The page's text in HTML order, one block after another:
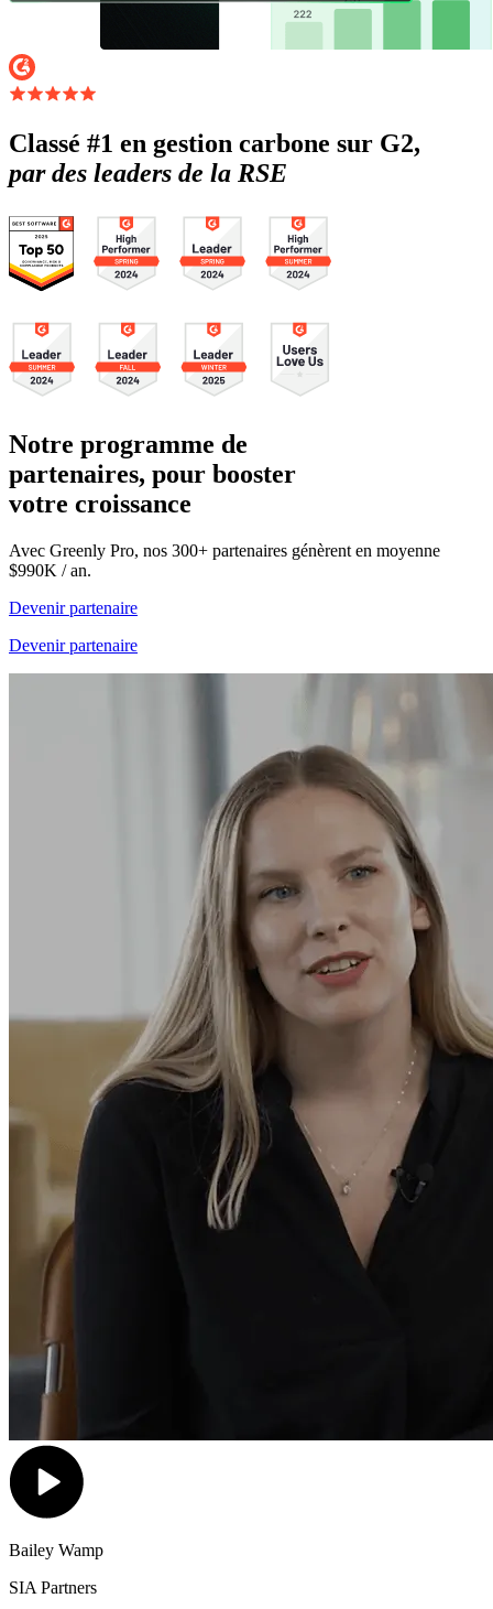
Classé #1 en gestion carbone sur G2,
par des leaders de la RSE
Notre programme de
partenaires, pour booster
votre croissance
Avec Greenly Pro, nos 300+ partenaires génèrent en moyenne
$990K / an.
Devenir partenaire
Devenir partenaire
Bailey Wamp
SIA Partners